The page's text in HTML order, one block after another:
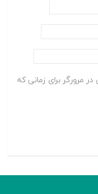
مرورگر برای زمانی که